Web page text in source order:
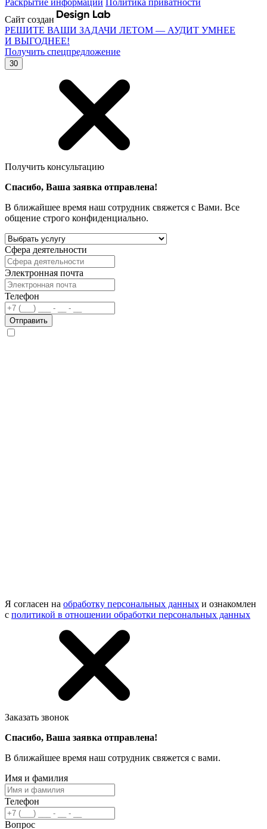
Сайт создан
РЕШИТЕ ВАШИ ЗАДАЧИ ЛЕТОМ — АУДИТ УМНЕЕ
И ВЫГОДНЕЕ!
Получить спецпредложение
30
Получить консультацию
Спасибо, Ваша заявка отправлена!
В ближайшее время наш сотрудник свяжется с Вами. Все
общение строго конфиденциально.
Сфера деятельности
Электронная почта
Телефон
Отправить
Я согласен на обработку персональных данных и ознакомлен
с политикой в отношении обработки персональных данных
Заказать звонок
Спасибо, Ваша заявка отправлена!
В ближайшее время наш сотрудник свяжется с вами.
Имя и фамилия
Телефон
Вопрос